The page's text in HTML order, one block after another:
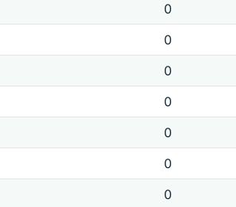
0
0
0
0
0
0
0